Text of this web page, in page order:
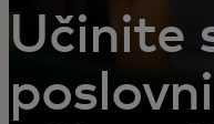
Učinite